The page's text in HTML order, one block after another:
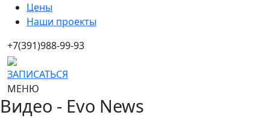
Цены
Наши проекты
+7(391)988-99-93
ЗАПИСАТЬСЯ
МЕНЮ
Видео - Evo News